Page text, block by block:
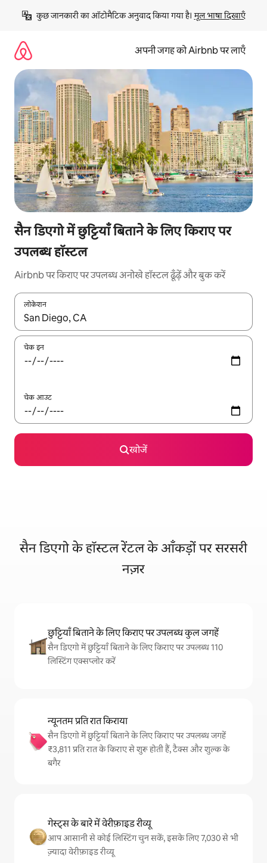
छोड़कर
कॉन्टेंट
कुछ जानकारी का ऑटोमैटिक अनुवाद किया गया है। मूल भाषा दिखाएँ
अपनी जगह को Airbnb पर लाएँ
सैन डिएगो में छुट्टियाँ बिताने के लिए किराए पर
उपलब्ध हॉस्टल
Airbnb पर किराए पर उपलब्ध अनोखे हॉस्टल ढूँढ़ें और बुक करें
लोकेशन
नतीजों के उपलब्ध होने पर, अप और डाउन 'ऐरो की' का इस्तेमाल करके नेविगेट
चेक इन
चेक आउट
खोजें
सैन डिएगो के हॉस्टल रेंटल के आँकड़ों पर सरसरी
नज़र
छुट्टियाँ बिताने के लिए किराए पर उपलब्ध कुल जगहें
सैन डिएगो में छुट्टियाँ बिताने के लिए किराए पर उपलब्ध 110
लिस्टिंग एक्सप्लोर करें
न्यूनतम प्रति रात किराया
सैन डिएगो में छुट्टियाँ बिताने के लिए किराए पर उपलब्ध जगहें
₹3,811 प्रति रात के किराए से शुरू होती हैं, टैक्स और शुल्क के
बगैर
गेस्ट्स के बारे में वेरीफ़ाइड रीव्यू
आप आसानी से कोई लिस्टिंग चुन सकें, इसके लिए 7,030 से भी
ज़्यादा वेरीफ़ाइड रीव्यू